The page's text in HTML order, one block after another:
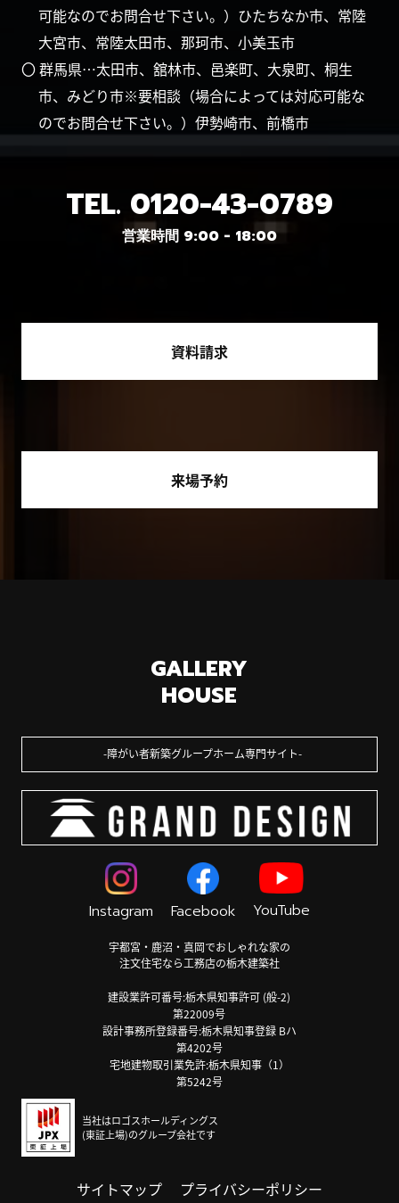
可能なのでお問合せ下さい。）ひたちなか市、常陸
大宮市、常陸太田市、那珂市、小美玉市
〇 群馬県…太田市、舘林市、邑楽町、大泉町、桐生
市、みどり市※要相談（場合によっては対応可能な
のでお問合せ下さい。）伊勢崎市、前橋市
TEL. 0120-43-0789
営業時間 9:00 - 18:00
資料請求
来場予約
GALLERY
HOUSE
障がい者新築グループホーム専門サイト
Instagram Facebook YouTube
宇都宮・鹿沼・真岡でおしゃれな家の
注文住宅なら工務店の栃木建築社
建設業許可番号:栃木県知事許可 (般-2)
第22009号
設計事務所登録番号:栃木県知事登録 Bハ
第4202号
宅地建物取引業免許:栃木県知事（1）
第5242号
当社はロゴスホールディングス
(東証上場)のグループ会社です
サイトマップ プライバシーポリシー